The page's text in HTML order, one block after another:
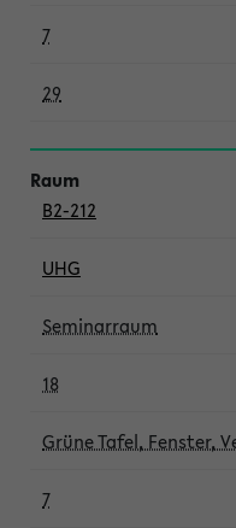
7
29
B2-212
UHG
Seminarraum
18
Grüne Tafel, Fenster,
7